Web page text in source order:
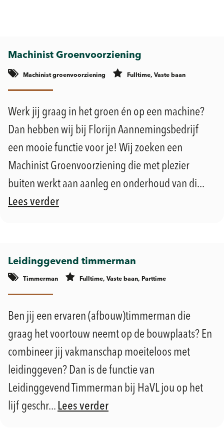
Machinist Groenvoorziening
Machinist groenvoorziening Fulltime, Vaste baan
Werk jij graag in het groen én op een machine?
Dan hebben wij bij Florijn Aannemingsbedrijf
een mooie functie voor je! Wij zoeken een
Machinist Groenvoorziening die met plezier
buiten werkt aan aanleg en onderhoud van di...
Lees verder
Leidinggevend timmerman
Timmerman Fulltime, Vaste baan, Parttime
Geldermalsen
Ben jij een ervaren (afbouw)timmerman die
graag het voortouw neemt op de bouwplaats? En
combineer jij vakmanschap moeiteloos met
leidinggeven? Dan is de functie van
Leidinggevend Timmerman bij HaVL jou op het
lijf geschr... Lees verder